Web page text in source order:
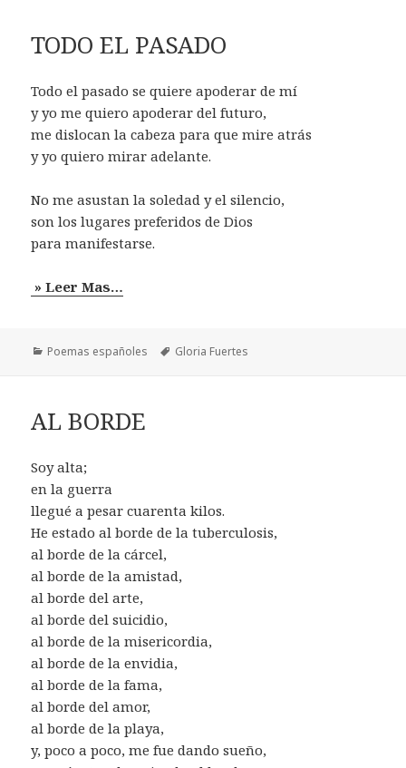
TODO EL PASADO
Todo el pasado se quiere apoderar de mí
y yo me quiero apoderar del futuro,
me dislocan la cabeza para que mire atrás
y yo quiero mirar adelante.
No me asustan la soledad y el silencio,
son los lugares preferidos de Dios
para manifestarse.
» Leer Mas…
Categorías
Poemas españoles Etiquetas
Gloria Fuertes
AL BORDE
Soy alta;
en la guerra
llegué a pesar cuarenta kilos.
He estado al borde de la tuberculosis,
al borde de la cárcel,
al borde de la amistad,
al borde del arte,
al borde del suicidio,
al borde de la misericordia,
al borde de la envidia,
al borde de la fama,
al borde del amor,
al borde de la playa,
y, poco a poco, me fue dando sueño,